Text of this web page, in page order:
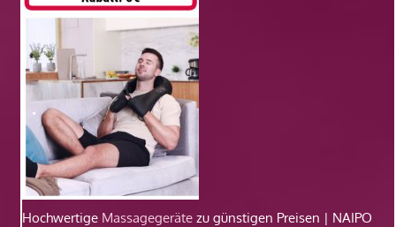
Hochwertige Massagegeräte zu günstigen Preisen | NAIPO